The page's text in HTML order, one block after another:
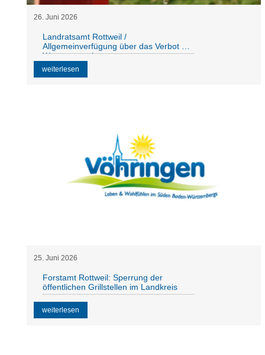
26. Juni 2026
Landratsamt Rottweil /
Allgemeinverfügung über das Verbot der
Wasserentnahme
weiterlesen
25. Juni 2026
Forstamt Rottweil: Sperrung der
öffentlichen Grillstellen im Landkreis
weiterlesen